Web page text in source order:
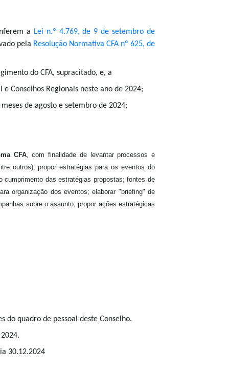
a Lei n.º 4.769, de 9 de setembro de
pela Resolução Normativa CFA nº 625, de
do CFA, supracitado, e, a
Conselhos Regionais neste ano de 2024;
de agosto e setembro de 2024;
CFA, com finalidade de levantar processos e
outros); propor estratégias para os eventos do
cumprimento das estratégias propostas; fontes de
organização dos eventos; elaborar "briefing" de
sobre o assunto; propor ações estratégicas
do quadro de pessoal deste Conselho.
30.12.2024